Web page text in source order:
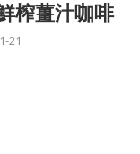
榨薑汁咖啡
21